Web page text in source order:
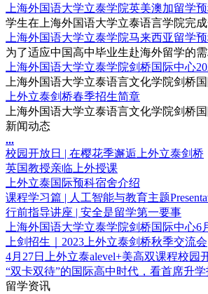
上海外国语大学立泰学院英美澳加留学
学生在上海外国语大学立泰语言学院完
上海外国语大学立泰学院马来西亚留学
为了适应中国高中毕业生赴海外留学的
上海外国语大学立泰学院剑桥国际中心
上海外国语大学立泰语言文化学院剑桥
上外立泰剑桥春季招生简章
上海外国语大学立泰语言文化学院剑桥
新闻动态
...
校园开放日 | 在樱花季邂逅上外立泰剑桥
英国教授亲临上外授课
上外立泰国际预科宿舍介绍
课程学习篇 | 人工智能与教育主题
行前指导讲座 | 安全是留学第一要事
上海外国语大学立泰学院剑桥国际中心6
上剑招生｜2023上外立泰剑桥秋季交流会
4月27日上外立泰alevel+美高双课程校园
“双卡双待”的国际高中时代，看首席升
留学资讯